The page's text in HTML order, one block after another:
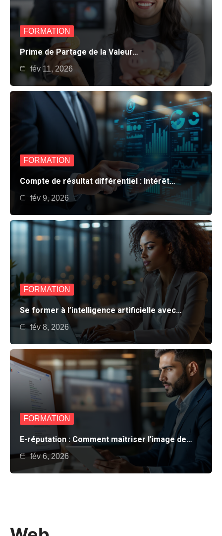
FORMATION
Prime de Partage de la Valeur…
fév 11, 2026
FORMATION
Compte de résultat différentiel : Intérêt…
fév 9, 2026
FORMATION
Se former à l’intelligence artificielle avec…
fév 8, 2026
FORMATION
E-réputation : Comment maîtriser l’image de…
fév 6, 2026